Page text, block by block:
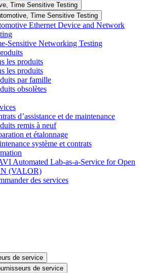
Time Sensitive Testing
Time Sensitive Testing
Ethernet Device and Network
Sensitive Networking Testing
les produits
les produits
par famille
obsolètes
d’assistance et de maintenance
remis à neuf
et étalonnage
système et contrats
Automated Lab-as-a-Service for Open
(VALOR)
des services
de service
de service